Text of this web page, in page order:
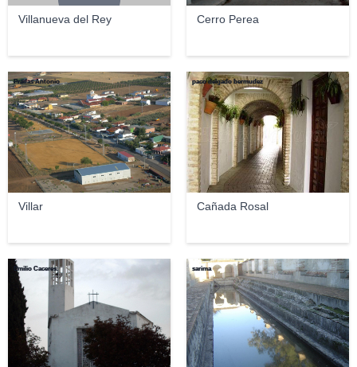
Villanueva del Rey Cerro Perea
Villar
Pradas Antonio
Cañada Rosal
paco delgado bermudez
Emilio Caceres. sarima